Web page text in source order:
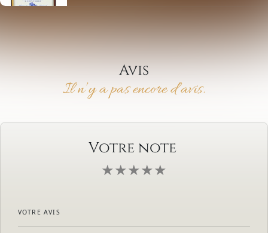
Avis
Il n’y a pas encore d’avis.
Votre note
VOTRE AVIS